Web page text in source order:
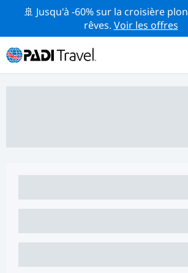
🚢 Jusqu'à -60% sur la croisière
rêves. Voir les offres